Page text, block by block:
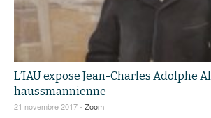
L’IAU expose Jean-Charles Adolphe
haussmannienne
21 novembre 2017 - Zoom